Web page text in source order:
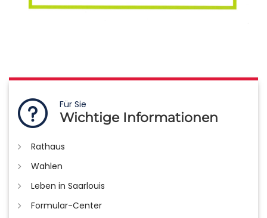
Für Sie
Wichtige Informationen
Rathaus
Wahlen
Leben in Saarlouis
Formular-Center